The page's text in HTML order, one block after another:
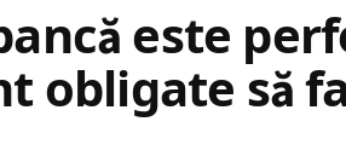
este
obligate să